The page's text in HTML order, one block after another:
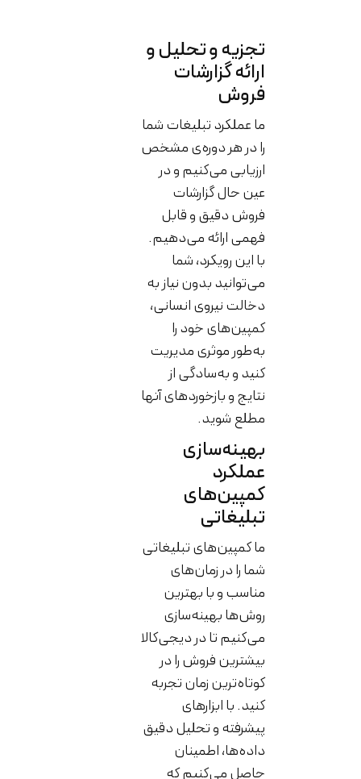
تجزیه و تحلیل و
ارائه گزارشات
فروش
ما عملکرد تبلیغات شما
را در هر دوره‌‌ی مشخص
ارزیابی می‌کنیم و در
عین حال گزارشات
فروش دقیق و قابل
فهمی ارائه می‌دهیم.
با این رویکرد، شما
می‌توانید بدون نیاز به
دخالت نیروی انسانی،
کمپین‌های خود را
به‌طور موثری مدیریت
کنید و به‌سادگی از
نتایج و بازخوردهای آنها
مطلع شوید.
بهینه‌سازی
عملکرد
کمپین‌های
تبلیغاتی
ما کمپین‌های تبلیغاتی
شما را در زمان‌های
مناسب و با بهترین
روش‌ها بهینه‌سازی
می‌کنیم تا در دیجی‌کالا
بیشترین فروش را در
کوتاه‌ترین زمان تجربه
کنید. با ابزارهای
پیشرفته و تحلیل دقیق
داده‌ها، اطمینان
حاصل می‌کنیم که